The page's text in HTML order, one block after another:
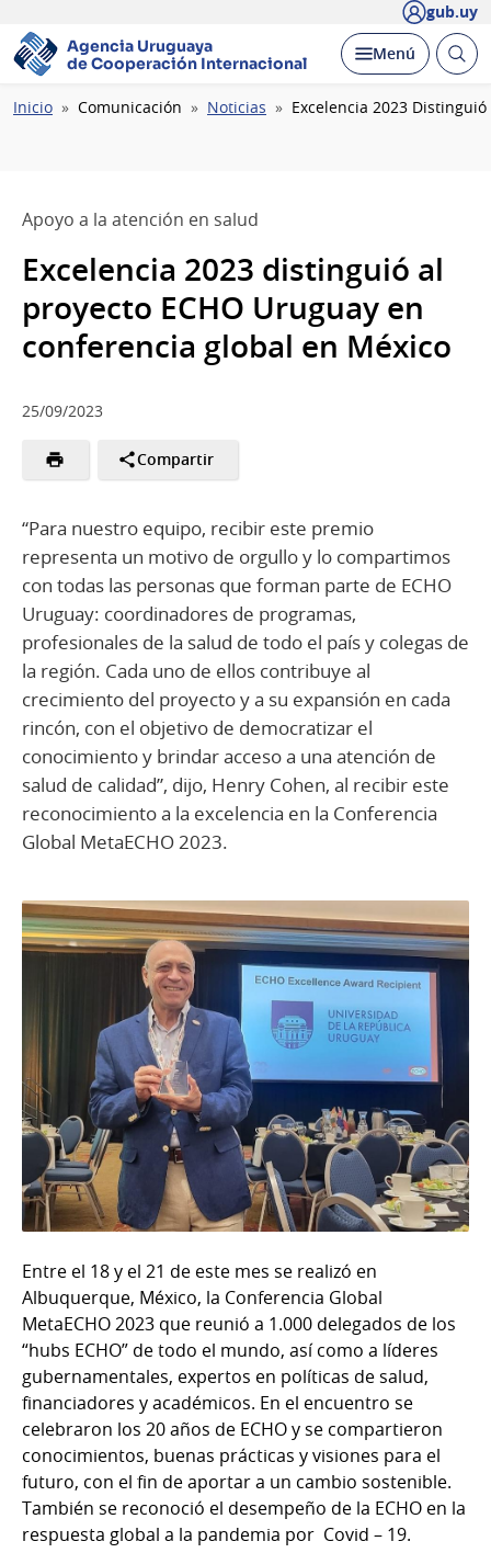
gub.uy
Agencia Uruguaya
de Cooperación Internacional
Desplegar
Menú Abrir
Ruta
Inicio Comunicación Noticias Excelencia 2023
Apoyo a la atención en salud
Excelencia 2023 distinguió al
proyecto ECHO Uruguay en
conferencia global en México
25/09/2023
Compartir
“Para nuestro equipo, recibir este premio
representa un motivo de orgullo y lo compartimos
con todas las personas que forman parte de ECHO
Uruguay: coordinadores de programas,
profesionales de la salud de todo el país y colegas de
la región. Cada uno de ellos contribuye al
crecimiento del proyecto y a su expansión en cada
rincón, con el objetivo de democratizar el
conocimiento y brindar acceso a una atención de
salud de calidad”, dijo, Henry Cohen, al recibir este
reconocimiento a la excelencia en la Conferencia
Global MetaECHO 2023.
Entre el 18 y el 21 de este mes se realizó en
Albuquerque, México, la Conferencia Global
MetaECHO 2023 que reunió a 1.000 delegados de los
“hubs ECHO” de todo el mundo, así como a líderes
gubernamentales, expertos en políticas de salud,
financiadores y académicos. En el encuentro se
celebraron los 20 años de ECHO y se compartieron
conocimientos, buenas prácticas y visiones para el
futuro, con el fin de aportar a un cambio sostenible.
También se reconoció el desempeño de la ECHO en la
respuesta global a la pandemia por Covid – 19.